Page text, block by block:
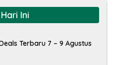
Ini
Terbaru 7 – 9 Agustus